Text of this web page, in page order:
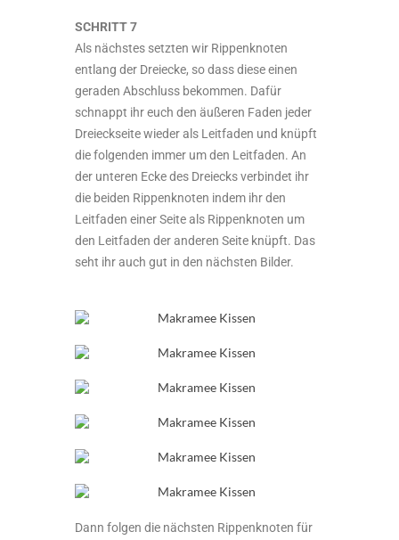
SCHRITT 7
Als nächstes setzten wir Rippenknoten
entlang der Dreiecke, so dass diese einen
geraden Abschluss bekommen. Dafür
schnappt ihr euch den äußeren Faden jeder
Dreieckseite wieder als Leitfaden und knüpft
die folgenden immer um den Leitfaden. An
der unteren Ecke des Dreiecks verbindet ihr
die beiden Rippenknoten indem ihr den
Leitfaden einer Seite als Rippenknoten um
den Leitfaden der anderen Seite knüpft. Das
seht ihr auch gut in den nächsten Bilder.
Dann folgen die nächsten Rippenknoten für